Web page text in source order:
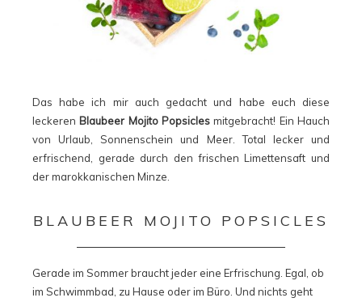
Das habe ich mir auch gedacht und habe euch diese
leckeren Blaubeer Mojito Popsicles mitgebracht! Ein Hauch
von Urlaub, Sonnenschein und Meer. Total lecker und
erfrischend, gerade durch den frischen Limettensaft und
der marokkanischen Minze.
BLAUBEER MOJITO POPSICLES
Gerade im Sommer braucht jeder eine Erfrischung. Egal, ob
im Schwimmbad, zu Hause oder im Büro. Und nichts geht